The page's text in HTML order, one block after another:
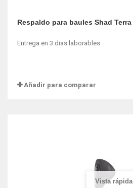
Respaldo para baules Shad Terra
Entrega en 3 dias laborables
Añadir para comparar
Vista rápida